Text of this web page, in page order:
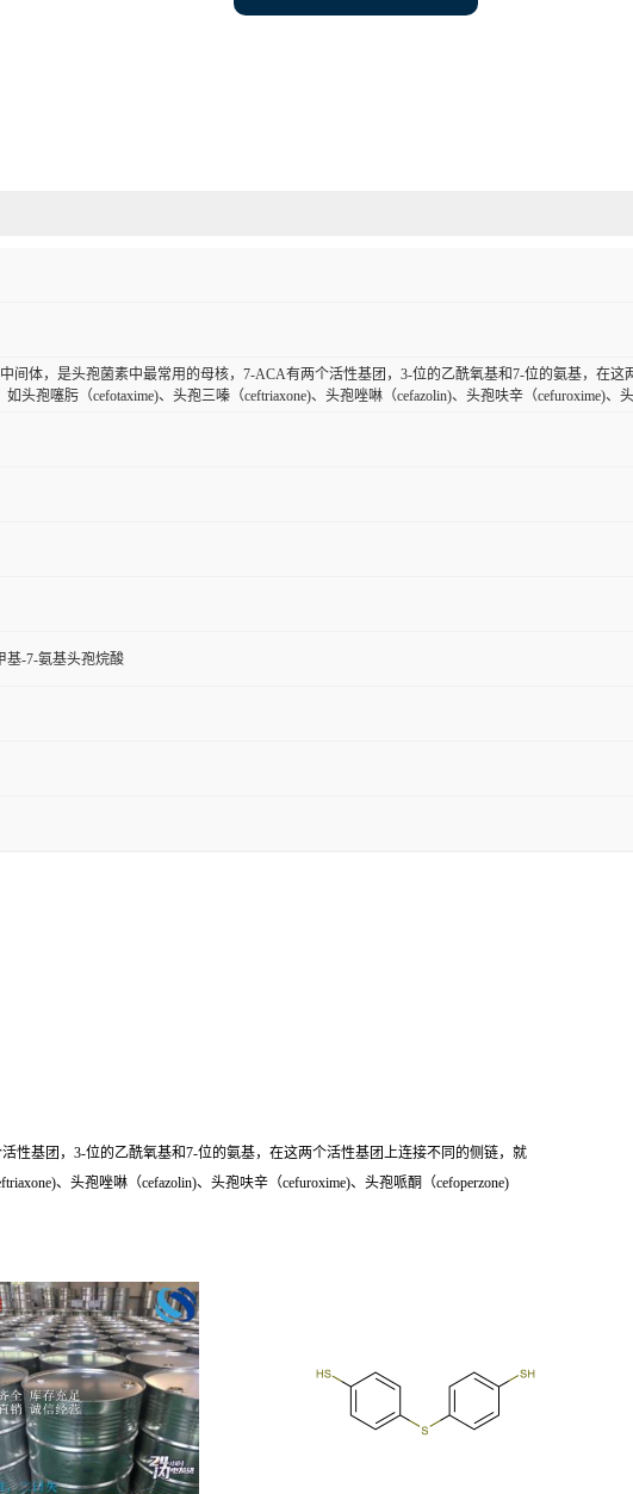
间体，是头孢菌素中最常用的母核，7-ACA有两个活性基团，3-位的乙酰氧基和7-位的氨基，在
头孢噻肟（cefotaxime)、头孢三嗪（ceftriaxone)、头孢唑啉（cefazolin)、头孢呋辛（cefuroxime)、头
基-7-氨基头孢烷酸
性基团，3-位的乙酰氧基和7-位的氨基，在这两个活性基团上连接不同的侧链，就
、头孢唑啉（cefazolin)、头孢呋辛（cefuroxime)、头孢哌酮（cefoperzone)